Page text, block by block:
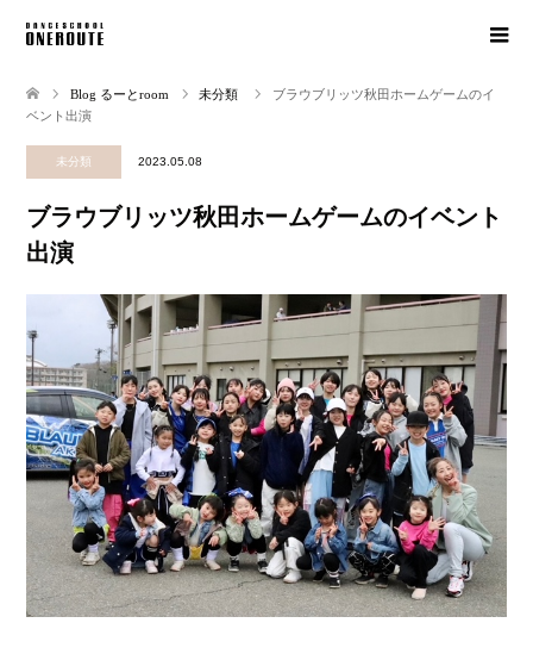
Blog るーとroom 未分類
ブラウブリッツ秋田ホームゲームのイ
ベント出演
未分類 2023.05.08
ブラウブリッツ秋田ホームゲームのイベント
出演